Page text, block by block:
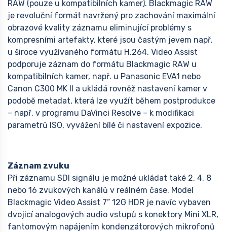
RAW (pouze u kompatibilních kamer). Blackmagic RAW
je revoluční formát navržený pro zachování maximální
obrazové kvality záznamu eliminující problémy s
kompresními artefakty, které jsou častým jevem např.
u široce využívaného formátu H.264. Video Assist
podporuje záznam do formátu Blackmagic RAW u
kompatibilních kamer, např. u Panasonic EVA1 nebo
Canon C300 MK II a ukládá rovněž nastavení kamer v
podobě metadat, která lze využít během postprodukce
– např. v programu DaVinci Resolve – k modifikaci
parametrů ISO, vyvážení bílé či nastavení expozice.
Záznam zvuku
Při záznamu SDI signálu je možné ukládat také 2, 4, 8
nebo 16 zvukových kanálů v reálném čase. Model
Blackmagic Video Assist 7” 12G HDR je navíc vybaven
dvojicí analogových audio vstupů s konektory Mini XLR,
fantomovým napájením kondenzátorových mikrofonů